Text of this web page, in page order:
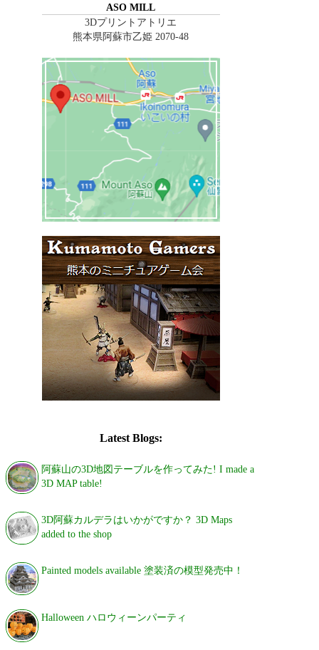
ASO MILL
3Dプリントアトリエ
熊本県阿蘇市乙姫 2070-48
Latest Blogs:
阿蘇山の3D地図テーブルを作ってみた! I made a
3D MAP table!
3D阿蘇カルデラはいかがですか？ 3D Maps
added to the shop
Painted models available 塗装済の模型発売中！
Halloween ハロウィーンパーティ